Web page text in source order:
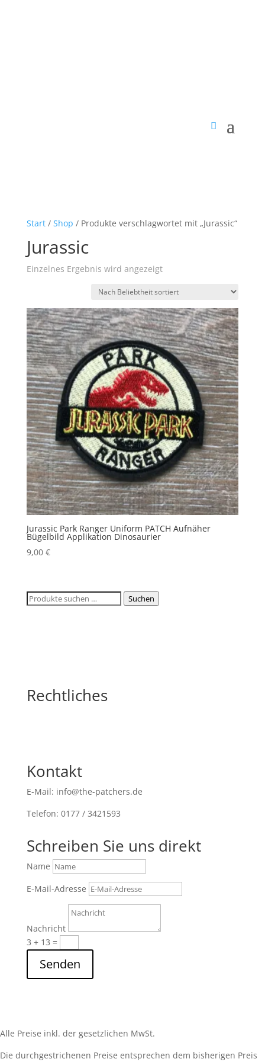
Start/ Shop / Produkte verschlagwortet mit „Jurassic“
Jurassic
Einzelnes Ergebnis wird angezeigt
Jurassic Park Ranger Uniform PATCH Aufnäher
Bügelbild Applikation Dinosaurier
9,00 €
Suchen
Suchen
Rechtliches
Kontakt
E-Mail: info@the-patchers.de
Telefon: 0177 / 3421593
Schreiben Sie uns direkt
Name
E-Mail-Adresse
Nachricht
3 + 13 =
Senden
Alle Preise inkl. der gesetzlichen MwSt.
Die durchgestrichenen Preise entsprechen dem bisherigen Preis